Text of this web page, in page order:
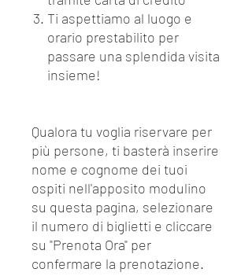
Ti aspettiamo al luogo e
orario prestabilito per
passare una splendida visita
insieme!
Qualora tu voglia riservare per
più persone, ti basterà inserire
nome e cognome dei tuoi
ospiti nell'apposito modulino
su questa pagina, selezionare
il numero di biglietti e cliccare
su "Prenota Ora" per
confermare la prenotazione.